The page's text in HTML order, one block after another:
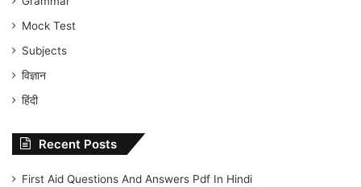
Mock Test
Subjects
विज्ञान
हिंदी
Recent Posts
First Aid Questions And Answers Pdf In Hindi